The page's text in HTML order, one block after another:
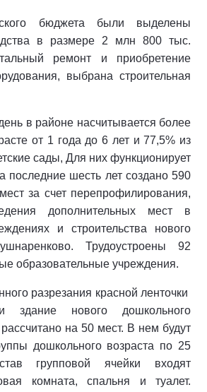
бюджета были выделены
в размере 2 млн 800 тыс.
ремонт и приобретение
выбрана строительная
в районе насчитывается более
от 1 года до 6 лет и 77,5% из
сады, Для них функционирует
последние шесть лет создано 590
за счет перепрофилирования,
дополнительных мест в
и строительства нового
Трудоустроены 92
образовательные учреждения.
разрезания красной ленточки
здание нового дошкольного
на 50 мест. В нем будут
дошкольного возраста по 25
групповой ячейки входят
комната, спальня и туалет.